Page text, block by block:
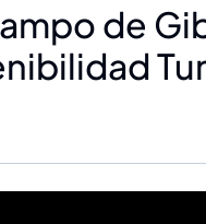
de